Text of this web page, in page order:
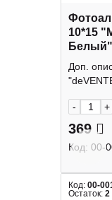
10*15
Доп.
- +
369
Код: 00-
Код: 00-
Остаток: 2